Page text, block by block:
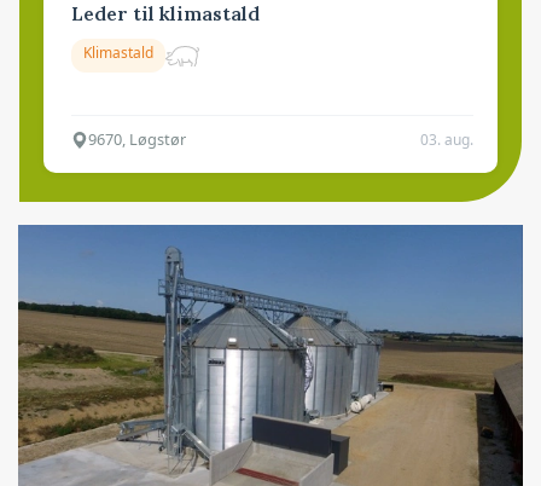
Leder til klimastald
Klimastald
9670, Løgstør 03. aug.